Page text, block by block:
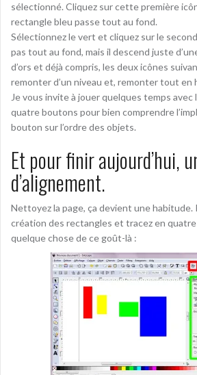
sélectionné. Cliquez sur cette première
rectangle bleu passe tout au fond.
Sélectionnez le vert et cliquez sur le
pas tout au fond, mais il descend juste
d’ors et déjà compris, les deux icônes
remonter d’un niveau et, remonter tout en
Je vous invite à jouer quelques temps
quatre boutons pour bien comprendre
bouton sur l’ordre des objets.
Et pour finir aujourd’hui,
d’alignement.
Nettoyez la page, ça devient une
création des rectangles et tracez en quatre
quelque chose de ce goût-là :